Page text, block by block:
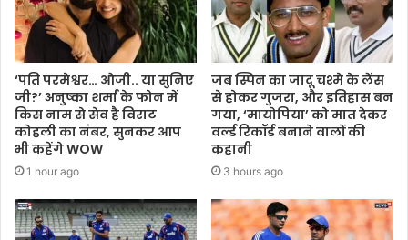
‘पति परमेश्वर… ओजी.. या सुनिए
जी?’ अनुष्का शर्मा के फोन में
किस नाम से सेव है विराट
कोहली का नंबर, सुनकर आप
भी कहेंगे WOW
1 hour ago
जब स्पिन का जादू चश्मे के लेंस
से होकर गुजरा, और इतिहास बन
गया, ‘मायोपिया’ को मात देकर
वर्ल्ड रिकॉर्ड बनाने वालों की
कहानी
3 hours ago